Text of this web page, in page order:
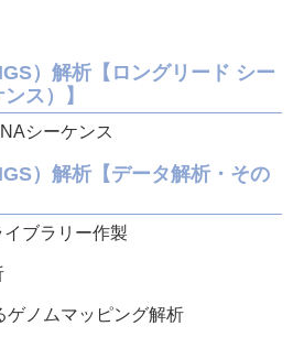
）解析【ロングリード シー
ス）】
シーケンス
）解析【データ解析・その
ブラリー作製
ゲノムマッピング解析